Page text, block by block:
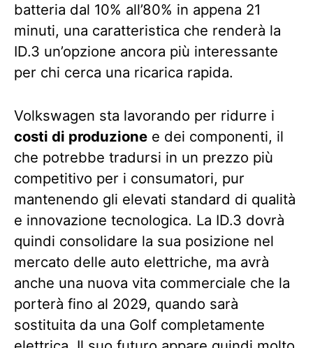
batteria dal 10% all’80% in appena 21
minuti, una caratteristica che renderà la
ID.3 un’opzione ancora più interessante
per chi cerca una ricarica rapida.
Volkswagen sta lavorando per ridurre i
costi di produzione e dei componenti, il
che potrebbe tradursi in un prezzo più
competitivo per i consumatori, pur
mantenendo gli elevati standard di qualità
e innovazione tecnologica. La ID.3 dovrà
quindi consolidare la sua posizione nel
mercato delle auto elettriche, ma avrà
anche una nuova vita commerciale che la
porterà fino al 2029, quando sarà
sostituita da una Golf completamente